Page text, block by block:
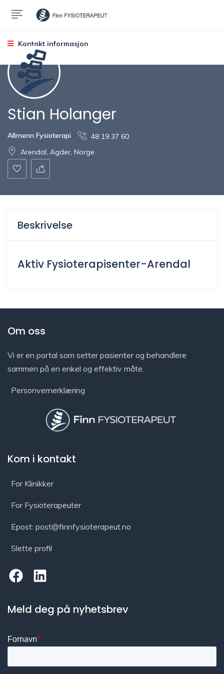
Kontakt informasjon
Stian Holanger
Allmenn Fysioterapi
48 19 37 60
Arendal, Agder, Norge
Beskrivelse
Aktiv Fysioterapisenter-Arendal
Om oss
Vi er en portal som setter pasienter og behandlere
sammen på en enkel og effektiv måte.
Personvernerklæring
Kom i kontakt
For Klinikker
For Fysioterapeuter
Epost: post@finnfysioterapeut.no
Slette profil
Meld deg på nyhetsbrev